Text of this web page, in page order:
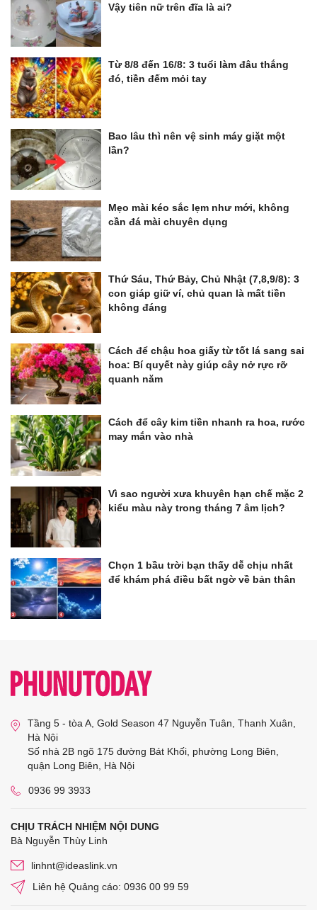
Vậy tiên nữ trên đĩa là ai?
Từ 8/8 đến 16/8: 3 tuổi làm đâu thắng
đó, tiền đếm mỏi tay
Bao lâu thì nên vệ sinh máy giặt một
lần?
Mẹo mài kéo sắc lẹm như mới, không
cần đá mài chuyên dụng
Thứ Sáu, Thứ Bảy, Chủ Nhật (7,8,9/8): 3
con giáp giữ ví, chủ quan là mất tiền
không đáng
Cách để chậu hoa giấy từ tốt lá sang sai
hoa: Bí quyết này giúp cây nở rực rỡ
quanh năm
Cách để cây kim tiền nhanh ra hoa, rước
may mắn vào nhà
Vì sao người xưa khuyên hạn chế mặc 2
kiểu màu này trong tháng 7 âm lịch?
Chọn 1 bầu trời bạn thấy dễ chịu nhất
để khám phá điều bất ngờ về bản thân
Tầng 5 - tòa A, Gold Season 47 Nguyễn Tuân, Thanh Xuân,
Hà Nội
Số nhà 2B ngõ 175 đường Bát Khối, phường Long Biên,
quận Long Biên, Hà Nội
0936 99 3933
CHỊU TRÁCH NHIỆM NỘI DUNG
Bà Nguyễn Thùy Linh
linhnt@ideaslink.vn
Liên hệ Quảng cáo: 0936 00 99 59